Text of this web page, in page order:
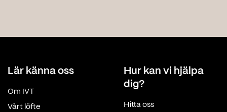
Lär känna oss
Om IVT
Vårt löfte
Hur kan vi hjälpa
dig?
Hitta oss